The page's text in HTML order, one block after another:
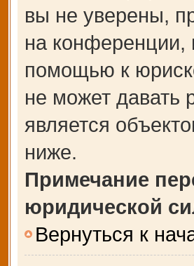
вы не уверены,
на конференции,
помощью к
не может давать
является
ниже.
Примечание
юридической
Вернуться к